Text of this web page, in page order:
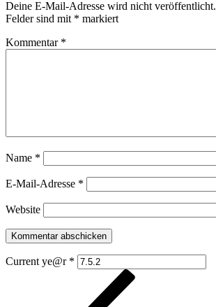
Deine E-Mail-Adresse wird nicht veröffentlicht.
Felder sind mit * markiert
Kommentar *
Name *
E-Mail-Adresse *
Website
Current ye@r *
Beitragsnavigation